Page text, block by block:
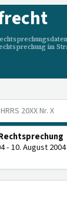
im
- 10. August